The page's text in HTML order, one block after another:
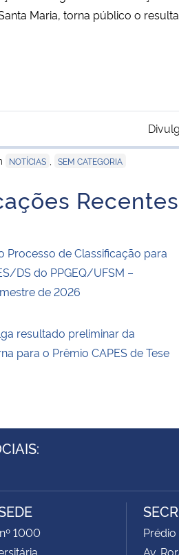
Maria, torna público o
NOTÍCIAS SEM CATEGORIA
Recentes
Processo de Classificação para
DS do PPGEQ/UFSM –
de 2026
resultado preliminar da
para o Prêmio CAPES de Tese
1000
Prédio
Av.